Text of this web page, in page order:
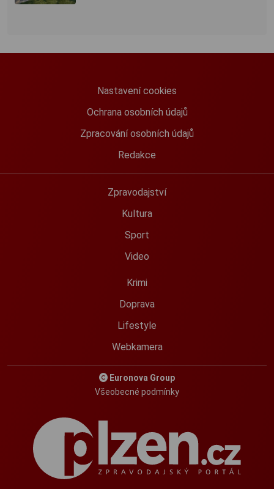
Nastavení cookies
Ochrana osobních údajů
Zpracování osobních údajů
Redakce
Zpravodajství
Kultura
Sport
Video
Krimi
Doprava
Lifestyle
Webkamera
Euronova Group
Všeobecné podmínky